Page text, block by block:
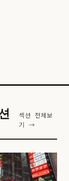
섹션 전체보
기 →